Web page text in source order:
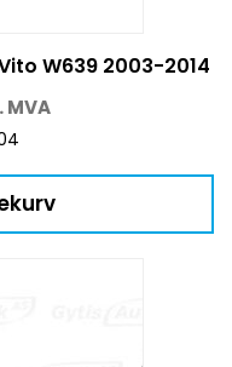
W639 2003-2014
MVA